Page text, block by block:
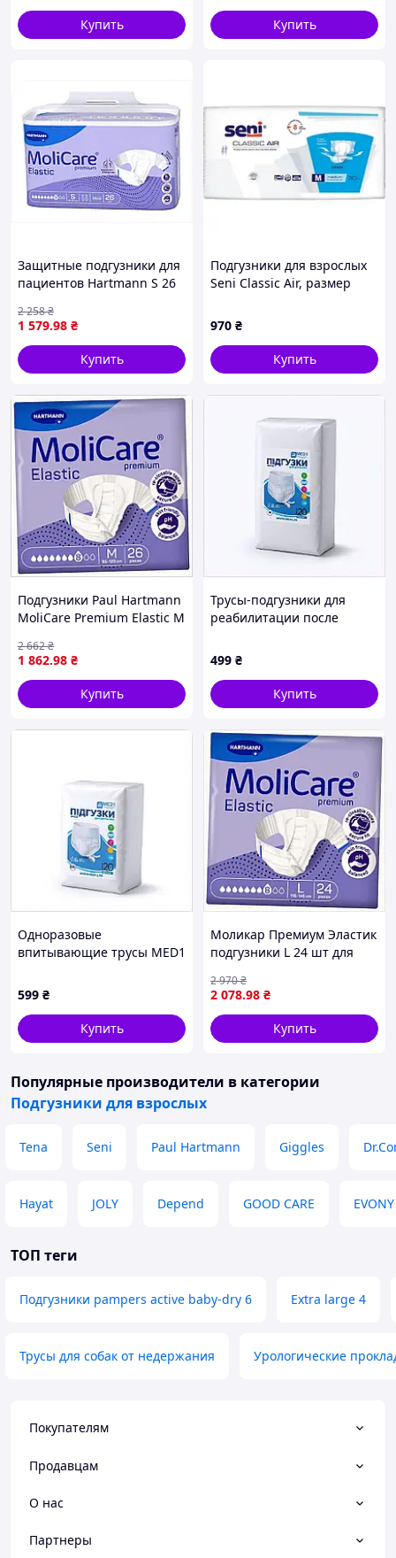
Купить
Купить
Защитные подгузники для
пациентов Hartmann S 26
B878M1321B
1 579.98 ₴
2 258₴
Купить
Подгузники для взрослых
Seni Classic Air, размер
капель, 30 шт
970 ₴
Купить
Подгузники Paul Hartmann
MoliCare Premium Elastic M
878X132H2A
1 862.98 ₴
2 662₴
Купить
Трусы-подгузники для
реабилитации после
499 ₴
Купить
Одноразовые
впитывающие трусы MED1
90H2954H6
599 ₴
Купить
Моликар Премиум Эластик
подгузники L 24 шт для
H8781323H
2 078.98 ₴
2 970₴
Купить
Популярные производители в категории
Подгузники для взрослых
Tena Seni Paul Hartmann Giggles
Hayat JOLY Depend GOOD CARE EVONY
ТОП теги
Подгузники pampers active baby-dry 6 Extra large 4
Трусы для собак от недержания Урологические
Покупателям
Продавцам
О нас
Партнеры